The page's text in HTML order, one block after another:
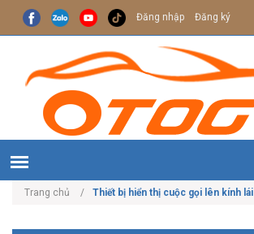
Đăng nhập Đăng ký
Trang chủ Thiết bị hiển thị cuộc gọi lên kính lái